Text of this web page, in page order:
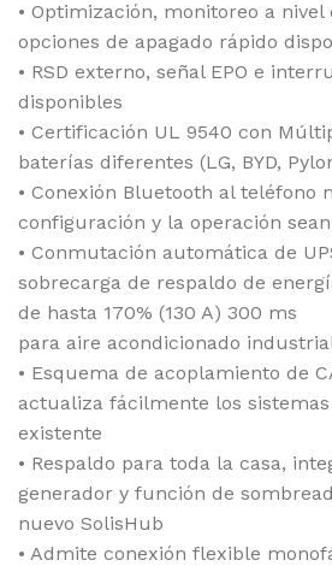
• Optimización, monitoreo a
opciones de apagado rápido
• RSD externo, señal EPO e
disponibles
• Certificación UL 9540 con
baterías diferentes (LG, BYD,
• Conexión Bluetooth al teléfono
configuración y la operación
• Conmutación automática de
sobrecarga de respaldo de
de hasta 170% (130 A) 300 ms
para aire acondicionado
• Esquema de acoplamiento de
actualiza fácilmente los
existente
• Respaldo para toda la casa,
generador y función de
nuevo SolisHub
• Admite conexión flexible